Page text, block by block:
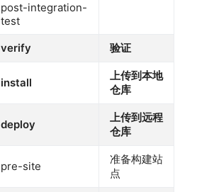
post-integration-
test
verify
验证
install
上传到本地
仓库
deploy
上传到远程
仓库
pre-site
准备构建站
点